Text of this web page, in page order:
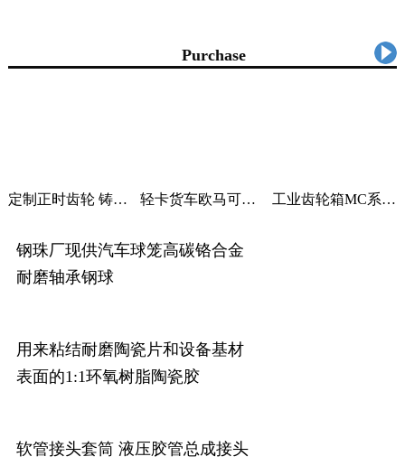
Purchase
定制正时齿轮 铸铁曲轴加工 适用汽车机械 轻卡货车欧马可采尔孚变速箱ZF5S400V变速箱 工业齿轮箱MC系列大功率减速机M系列直角变速器平行变速箱
钢珠厂现供汽车球笼高碳铬合金
耐磨轴承钢球
用来粘结耐磨陶瓷片和设备基材
表面的1:1环氧树脂陶瓷胶
软管接头套筒 液压胶管总成接头